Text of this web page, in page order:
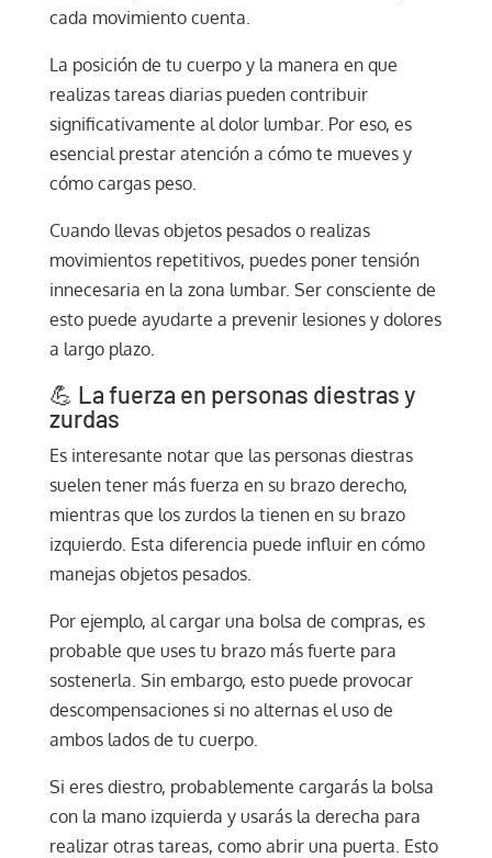
cada movimiento cuenta.
La posición de tu cuerpo y la manera en que
realizas tareas diarias pueden contribuir
significativamente al dolor lumbar. Por eso, es
esencial prestar atención a cómo te mueves y
cómo cargas peso.
Cuando llevas objetos pesados o realizas
movimientos repetitivos, puedes poner tensión
innecesaria en la zona lumbar. Ser consciente de
esto puede ayudarte a prevenir lesiones y dolores
a largo plazo.
💪 La fuerza en personas diestras y
zurdas
Es interesante notar que las personas diestras
suelen tener más fuerza en su brazo derecho,
mientras que los zurdos la tienen en su brazo
izquierdo. Esta diferencia puede influir en cómo
manejas objetos pesados.
Por ejemplo, al cargar una bolsa de compras, es
probable que uses tu brazo más fuerte para
sostenerla. Sin embargo, esto puede provocar
descompensaciones si no alternas el uso de
ambos lados de tu cuerpo.
Si eres diestro, probablemente cargarás la bolsa
con la mano izquierda y usarás la derecha para
realizar otras tareas, como abrir una puerta. Esto